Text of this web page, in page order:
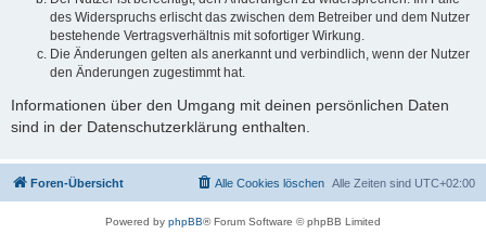
des Widerspruchs erlischt das zwischen dem Betreiber und dem Nutzer
bestehende Vertragsverhältnis mit sofortiger Wirkung.
Die Änderungen gelten als anerkannt und verbindlich, wenn der Nutzer
den Änderungen zugestimmt hat.
Informationen über den Umgang mit deinen persönlichen Daten
sind in der Datenschutzerklärung enthalten.
Foren-Übersicht Alle Zeiten sind UTC+02:00
Alle Cookies löschen
Powered by phpBB® Forum Software © phpBB Limited